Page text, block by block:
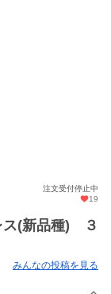
注文受付停止中
19
ス(新品種) ３
みんなの投稿を見る